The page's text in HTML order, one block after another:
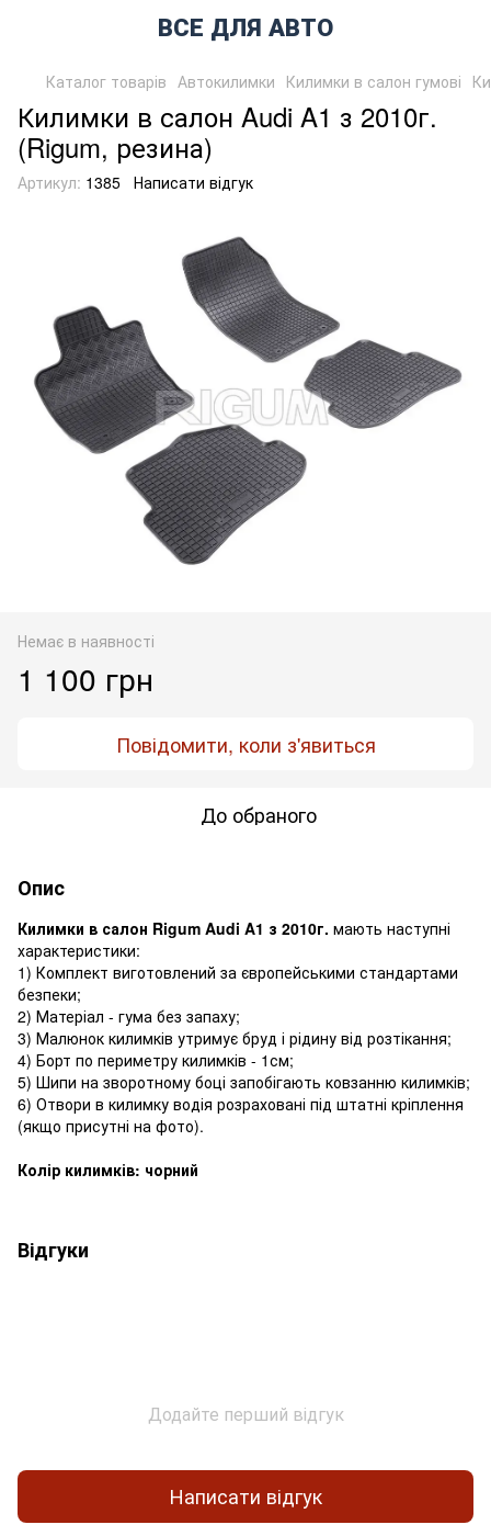
ВСЕ ДЛЯ АВТО
Каталог товарів Автокилимки Килимки в салон гумові
Килимки в салон Audi A1 з 2010г.
(Rigum, резина)
Артикул: 1385 Написати відгук
Немає в наявності
1 100 грн
Повідомити, коли з'явиться
До обраного
Опис
Килимки в салон Rigum Audi A1 з 2010г. мають наступні
характеристики:
1) Комплект виготовлений за європейськими стандартами
безпеки;
2) Матеріал - гума без запаху;
3) Малюнок килимків утримує бруд і рідину від розтікання;
4) Борт по периметру килимків - 1см;
5) Шипи на зворотному боці запобігають ковзанню килимків;
6) Отвори в килимку водія розраховані під штатні кріплення
(якщо присутні на фото).
Колір килимків: чорний
Відгуки
Додайте перший відгук
Написати відгук